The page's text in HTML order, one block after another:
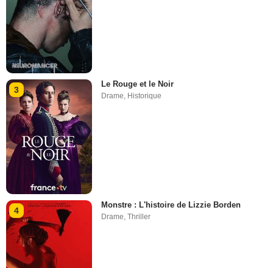
3
Le Rouge et le Noir
Drame, Historique
4
Monstre : L'histoire de Lizzie Borden
Drame,Thriller